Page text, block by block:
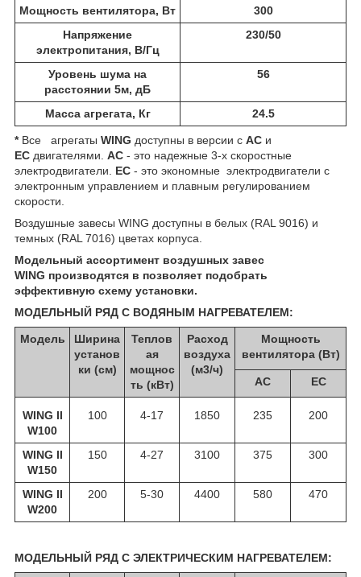
Мощность вентилятора, Вт
300
Напряжение
электропитания, В/Гц
230/50
Уровень шума на
расстоянии 5м, дБ
56
Масса агрегата, Кг 24.5
*Все агрегаты WING доступны в версии с AC и
EC двигателями. ​ AC - это надежные 3-х скоростные
электродвигатели. ЕС - это экономные электродвигатели с
электронным управлением и плавным регулированием
скорости.
Воздушные завесы WING доступны в белых (RAL 9016) и
темных (RAL 7016) цветах корпуса.
Модельный ассортимент воздушных завес
WING производятся в позволяет подобрать
эффективную схему установки.
МОДЕЛЬНЫЙ РЯД C ВОДЯНЫМ НАГРЕВАТЕЛЕМ:
Модель
Ширина
установ
ки (см)
Теплов
ая
мощнос
ть (кВт)
Расход
воздуха
(м3/ч)
Мощность
вентилятора (Вт)
АС ЕС
WING II
W100
100 4-17 1850 235 200
WING II
W150
150 4-27 3100 375 300
WING II
W200
200 5-30 4400 580 470
МОДЕЛЬНЫЙ РЯД C ЭЛЕКТРИЧЕСКИМ НАГРЕВАТЕЛЕМ: